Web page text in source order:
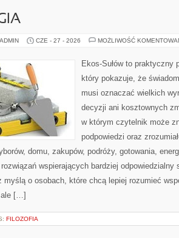
CZE - 27 - 2026 MOŻLIWOŚĆ
Ekos-Sułów to praktyczny
który pokazuje, że
musi oznaczać wielkich
decyzji ani kosztownych
w którym czytelnik może
podpowiedzi oraz
domu, zakupów, podróży, gotowania,
wspierających bardziej odpowiedzialny
myślą o osobach, które chcą lepiej rozumieć
ale […]
FILOZOFIA